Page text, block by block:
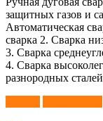
защитных газов и
Автоматическая
сварка 2. Сварка
3. Сварка
4. Сварка
разнородных